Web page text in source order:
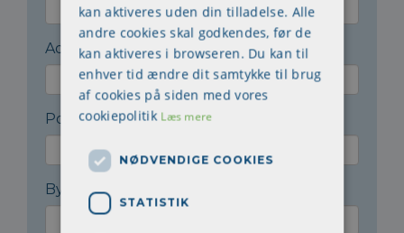
Adresse *
Postnr.*
By
kan aktiveres uden din tilladelse. Alle
andre cookies skal godkendes, før de
kan aktiveres i browseren. Du kan til
enhver tid ændre dit samtykke til brug
af cookies på siden med vores
cookiepolitik Læs mere
NØDVENDIGE COOKIES
STATISTIK